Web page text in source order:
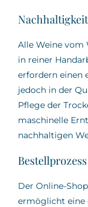
Alle Weine vom
in reiner
erfordern einen
jedoch in der
Pflege der
maschinelle
nachhaltigen
Der Online-
ermöglicht eine